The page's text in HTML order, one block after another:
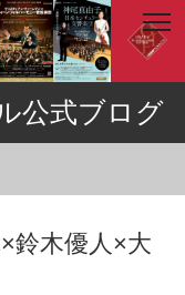
公式ブログ
鈴木優人×大